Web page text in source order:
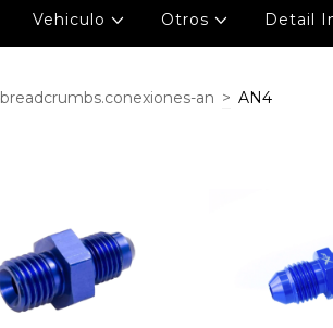
Vehiculo Otros Detail
breadcrumbs.conexiones-an > AN4